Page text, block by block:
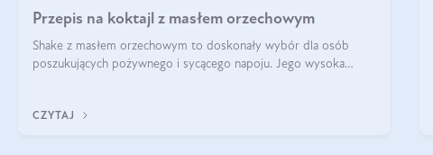
Przepis na koktajl z masłem orzechowym
Shake z masłem orzechowym to doskonały wybór dla osób
poszukujących pożywnego i sycącego napoju. Jego wysoka
CZYTAJ